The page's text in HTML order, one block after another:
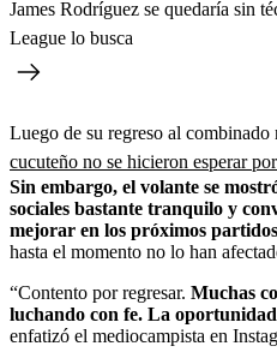
James Rodríguez se quedaría sin
League lo busca
Luego de su regreso al combinado
cucuteño no se hicieron esperar
Sin embargo, el volante se
sociales bastante tranquilo y
mejorar en los próximos partidos
hasta el momento no lo han
“Contento por regresar. Muchas
luchando con fe. La
enfatizó el mediocampista en